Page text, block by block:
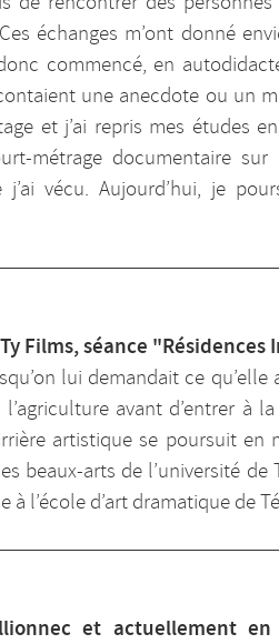
échanges m’ont donné
commencé, en
une anecdote ou un
et j’ai repris mes études
métrage documentaire
j’ai vécu. Aujourd’hui, je
Films, séance "Résidences
lui demandait ce
avant d’entrer à
artistique se poursuit en
beaux-arts de l’université de
l’école d’art dramatique de
et actuellement